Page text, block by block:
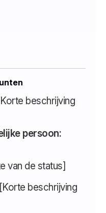
beschrijving
persoon:
van de status]
[Korte beschrijving